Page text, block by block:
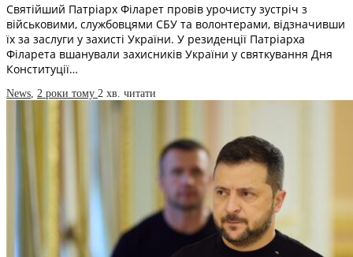
Святійший Патріарх Філарет провів урочисту зустріч з
військовими, службовцями СБУ та волонтерами, відзначивши
їх за заслуги у захисті України. У резиденції Патріарха
Філарета вшанували захисників України у святкування Дня
Конституції…
News 2 роки тому 2 хв. читати